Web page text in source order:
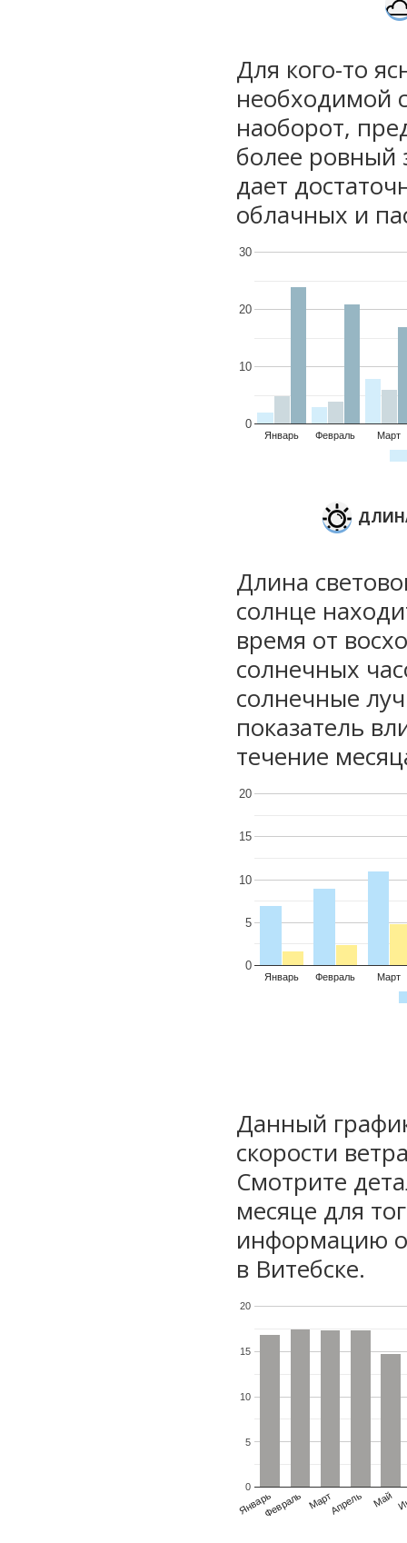
Для кого-то
необходимой
наоборот,
более ровный
дает
облачных и
Январь Февраль Март
0
10
20
30
Длина
солнце
время от
солнечных
солнечные
показатель
течение
Январь Февраль Март
0
5
10
15
20
Данный
скорости
Смотрите
месяце для
информацию о
в Витебске.
ЯнварьФевраль МартАпрель Май
0
5
10
15
20